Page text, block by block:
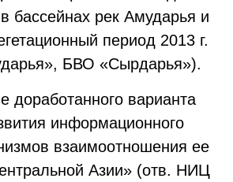
бассейнах рек Амударья и
период 2013 г.
БВО «Сырдарья»).
доработанного варианта
информационного
взаимоотношения ее
Азии» (отв. НИЦ